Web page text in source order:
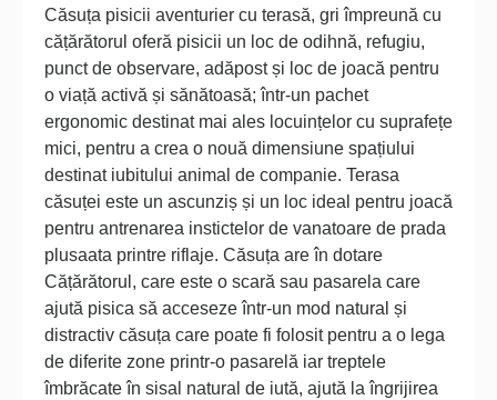
Căsuța pisicii aventurier cu terasă, gri împreună cu
cățărătorul oferă pisicii un loc de odihnă, refugiu,
punct de observare, adăpost și loc de joacă pentru
o viață activă și sănătoasă; într-un pachet
ergonomic destinat mai ales locuințelor cu suprafețe
mici, pentru a crea o nouă dimensiune spațiului
destinat iubitului animal de companie. Terasa
căsuței este un ascunziș și un loc ideal pentru joacă
pentru antrenarea instictelor de vanatoare de prada
plusaata printre riflaje. Căsuța are în dotare
Cățărătorul, care este o scară sau pasarela care
ajută pisica să acceseze într-un mod natural și
distractiv căsuța care poate fi folosit pentru a o lega
de diferite zone printr-o pasarelă iar treptele
îmbrăcate în sisal natural de iută, ajută la îngrijirea